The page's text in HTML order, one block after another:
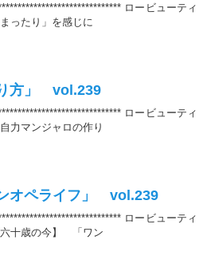
ロービューティ
ったり」を感じに
り方」 vol.239
ロービューティ
力マンジャロの作り
オペライフ」 vol.239
ロービューティ
六十歳の今】 「ワン